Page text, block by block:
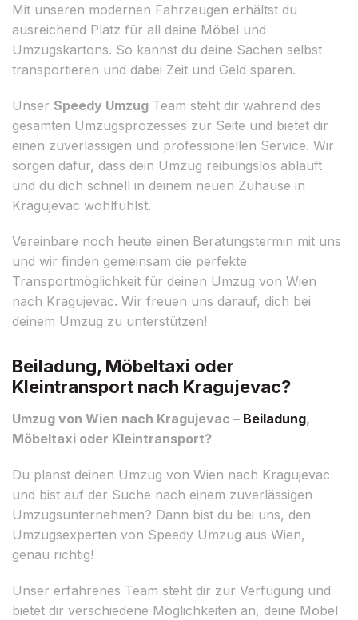
Mit unseren modernen Fahrzeugen erhältst du
ausreichend Platz für all deine Möbel und
Umzugskartons. So kannst du deine Sachen selbst
transportieren und dabei Zeit und Geld sparen.
Unser Speedy Umzug Team steht dir während des
gesamten Umzugsprozesses zur Seite und bietet dir
einen zuverlässigen und professionellen Service. Wir
sorgen dafür, dass dein Umzug reibungslos abläuft
und du dich schnell in deinem neuen Zuhause in
Kragujevac wohlfühlst.
Vereinbare noch heute einen Beratungstermin mit uns
und wir finden gemeinsam die perfekte
Transportmöglichkeit für deinen Umzug von Wien
nach Kragujevac. Wir freuen uns darauf, dich bei
deinem Umzug zu unterstützen!
Beiladung, Möbeltaxi oder
Kleintransport nach Kragujevac?
Umzug von Wien nach Kragujevac – Beiladung,
Möbeltaxi oder Kleintransport?
Du planst deinen Umzug von Wien nach Kragujevac
und bist auf der Suche nach einem zuverlässigen
Umzugsunternehmen? Dann bist du bei uns, den
Umzugsexperten von Speedy Umzug aus Wien,
genau richtig!
Unser erfahrenes Team steht dir zur Verfügung und
bietet dir verschiedene Möglichkeiten an, deine Möbel